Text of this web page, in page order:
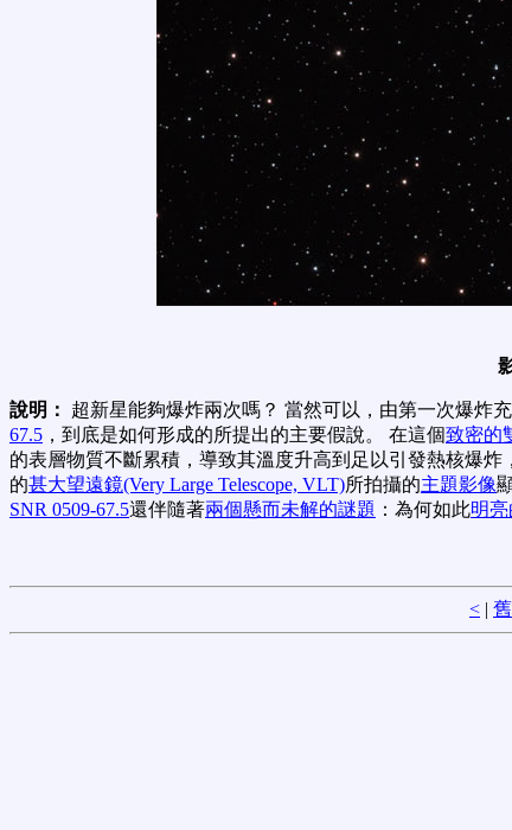
說明： 超新星能夠爆炸兩次嗎？ 當然可以，由第一次爆炸
67.5 ，到底是如何形成的所提出的主要假說。 在這個致密的
的表層物質不斷累積，導致其溫度升高到足以引發熱核爆炸
的甚大望遠鏡(Very Large Telescope, VLT)所拍攝的主題影像
SNR 0509-67.5還伴隨著兩個懸而未解的謎題 ：為何如此明
< |